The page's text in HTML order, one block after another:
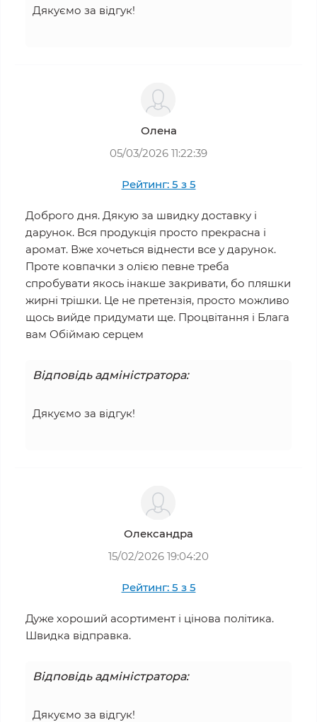
Дякуємо за відгук!
Олена
05/03/2026 11:22:39
Рейтинг: 5 з 5
Доброго дня. Дякую за швидку доставку і
дарунок. Вся продукція просто прекрасна і
аромат. Вже хочеться віднести все у дарунок.
Проте ковпачки з олією певне треба
спробувати якось інакше закривати, бо пляшки
жирні трішки. Це не претензія, просто можливо
щось вийде придумати ще. Процвітання і Блага
вам Обіймаю серцем
Відповідь адміністратора:
Дякуємо за відгук!
Олександра
15/02/2026 19:04:20
Рейтинг: 5 з 5
Дуже хороший асортимент і цінова політика.
Швидка відправка.
Відповідь адміністратора:
Дякуємо за відгук!